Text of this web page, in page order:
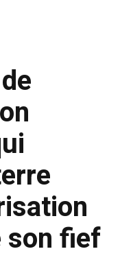
son fief